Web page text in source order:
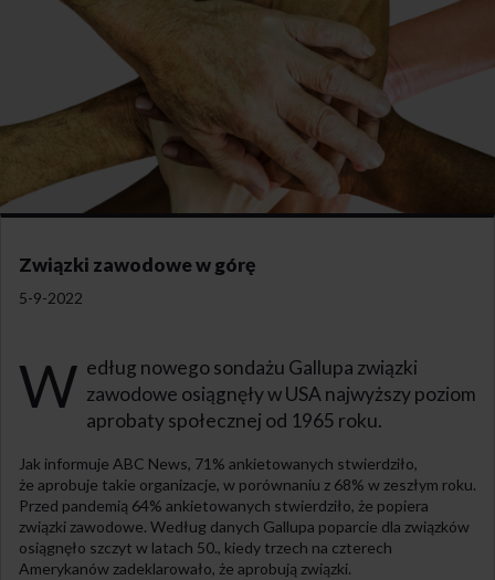
Związki zawodowe w górę
5-9-2022
W edług nowego sondażu Gallupa związki
zawodowe osiągnęły w USA najwyższy poziom
aprobaty społecznej od 1965 roku.
Jak informuje ABC News, 71% ankietowanych stwierdziło,
że aprobuje takie organizacje, w porównaniu z 68% w zeszłym roku.
Przed pandemią 64% ankietowanych stwierdziło, że popiera
związki zawodowe. Według danych Gallupa poparcie dla związków
osiągnęło szczyt w latach 50., kiedy trzech na czterech
Amerykanów zadeklarowało, że aprobują związki.